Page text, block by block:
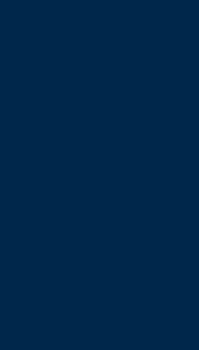
FU-162A
Proyek, Konstruksi